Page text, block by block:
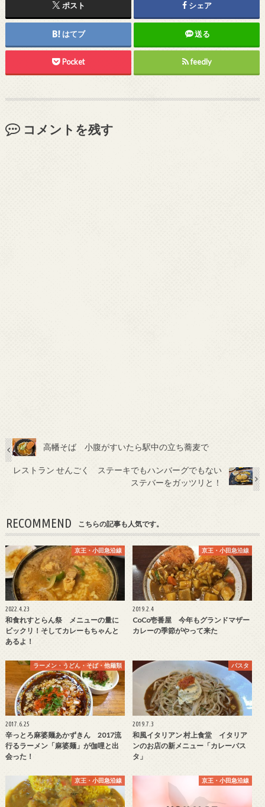
ポスト シェア
はてブ 送る
Pocket feedly
コメントを残す
高幡そば 小腹がすいたら駅中の立ち蕎麦で
レストラン せんごく ステーキでもハンバーグでもない
ステバーをガッツリと！
RECOMMEND こちらの記事も人気です。
京王・小田急沿線
2022.4.23
和食れすとらん祭 メニューの量に
ビックリ！そしてカレーもちゃんと
あるよ！
京王・小田急沿線
2019.2.4
CoCo壱番屋 今年もグランドマザー
カレーの季節がやって来た
ラーメン・うどん・そば・他麺類
2017.6.25
辛っとろ麻婆麺あかずきん 2017流
行るラーメン「麻婆麺」が伽哩と出
会った！
パスタ
2019.7.3
和風イタリアン 村上食堂 イタリア
ンのお店の新メニュー「カレーパス
タ」
京王・小田急沿線 京王・小田急沿線